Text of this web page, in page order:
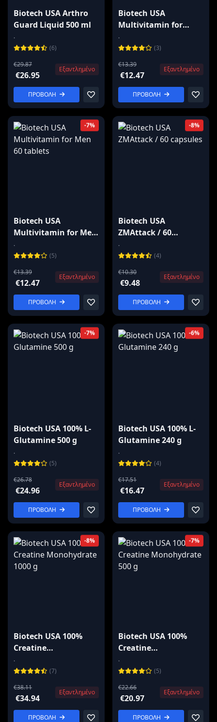
Biotech USA Arthro
Guard Liquid 500 ml
.
(6)
€29.87
€26.95
Εξαντλημένο
ΠΡΟΒΟΛΗ
Biotech USA
Multivitamin for
Women 60 capsules
.
(3)
€13.39
€12.47
Εξαντλημένο
ΠΡΟΒΟΛΗ
-7%
Biotech USA
Multivitamin for Men
60 tablets
.
(5)
€13.39
€12.47
Εξαντλημένο
ΠΡΟΒΟΛΗ
-8%
Biotech USA
ZMAttack / 60
capsules
.
(4)
€10.30
€9.48
Εξαντλημένο
ΠΡΟΒΟΛΗ
-7%
Biotech USA 100% L-
Glutamine 500 g
.
(5)
€26.78
€24.96
Εξαντλημένο
ΠΡΟΒΟΛΗ
-6%
Biotech USA 100% L-
Glutamine 240 g
.
(4)
€17.51
€16.47
Εξαντλημένο
ΠΡΟΒΟΛΗ
-8%
Biotech USA 100%
Creatine
Monohydrate 1000 g
.
(7)
€38.11
€34.94
Εξαντλημένο
ΠΡΟΒΟΛΗ
-7%
Biotech USA 100%
Creatine
Monohydrate 500 g
.
(5)
€22.66
€20.97
Εξαντλημένο
ΠΡΟΒΟΛΗ